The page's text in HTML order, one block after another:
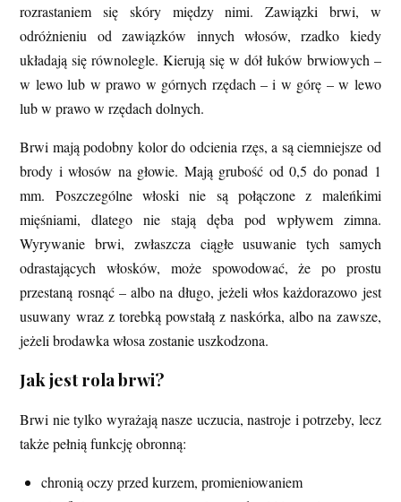
rozrastaniem się skóry między nimi. Zawiązki brwi, w
odróżnieniu od zawiązków innych włosów, rzadko kiedy
układają się równolegle. Kierują się w dół łuków brwiowych –
w lewo lub w prawo w górnych rzędach – i w górę – w lewo
lub w prawo w rzędach dolnych.
Brwi mają podobny kolor do odcienia rzęs, a są ciemniejsze od
brody i włosów na głowie. Mają grubość od 0,5 do ponad 1
mm. Poszczególne włoski nie są połączone z maleńkimi
mięśniami, dlatego nie stają dęba pod wpływem zimna.
Wyrywanie brwi, zwłaszcza ciągłe usuwanie tych samych
odrastających włosków, może spowodować, że po prostu
przestaną rosnąć – albo na długo, jeżeli włos każdorazowo jest
usuwany wraz z torebką powstałą z naskórka, albo na zawsze,
jeżeli brodawka włosa zostanie uszkodzona.
Jak jest rola brwi?
Brwi nie tylko wyrażają nasze uczucia, nastroje i potrzeby, lecz
także pełnią funkcję obronną:
chronią oczy przed kurzem, promieniowaniem